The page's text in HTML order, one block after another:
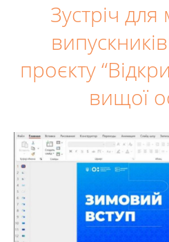
Зустріч для
проєкту
вищої